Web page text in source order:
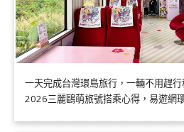
一天完成台灣環島旅行，一輛不用趕
2026三麗鷗萌旅號搭乘心得，易遊網